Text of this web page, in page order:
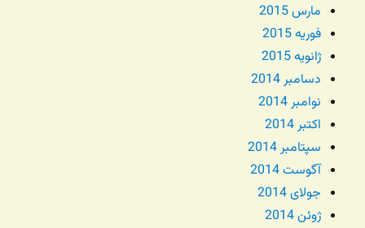
مارس 2015
فوریه 2015
ژانویه 2015
دسامبر 2014
نوامبر 2014
اکتبر 2014
سپتامبر 2014
آگوست 2014
جولای 2014
ژوئن 2014